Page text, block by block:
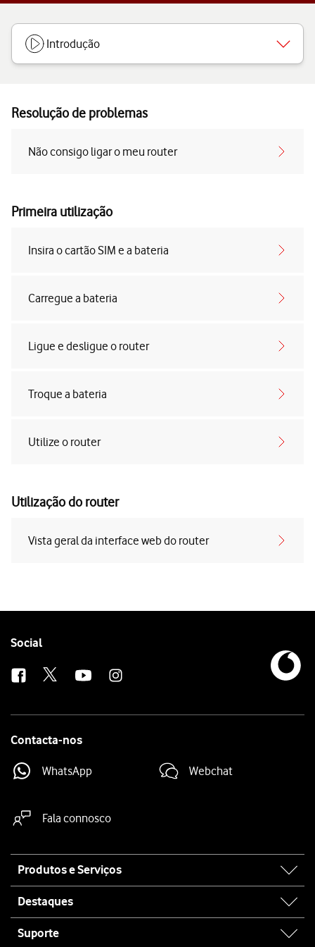
Introdução
Resolução de problemas
Não consigo ligar o meu router
Primeira utilização
Insira o cartão SIM e a bateria
Carregue a bateria
Ligue e desligue o router
Troque a bateria
Utilize o router
Utilização do router
Vista geral da interface web do router
Follow
Social
Contacta-nos
WhatsApp Webchat
Fala connosco
map
Produtos e Serviços
Destaques
Suporte